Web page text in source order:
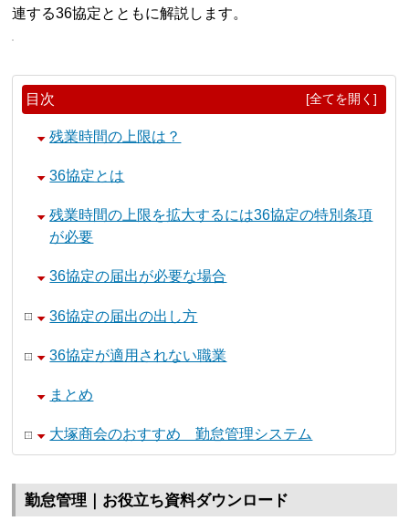
連する36協定とともに解説します。
目次 [全てを開く]
残業時間の上限は？
36協定とは
残業時間の上限を拡大するには36協定の特別条項
が必要
36協定の届出が必要な場合
36協定の届出の出し方
36協定が適用されない職業
まとめ
大塚商会のおすすめ 勤怠管理システム
勤怠管理｜お役立ち資料ダウンロード